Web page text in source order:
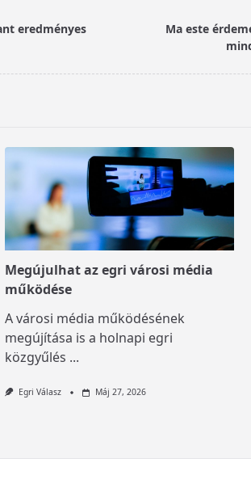
eredményes
Ma este
Megújulhat az egri városi média
működése
A városi média működésének
megújítása is a holnapi egri
közgyűlés ...
Egri Válasz Máj 27, 2026